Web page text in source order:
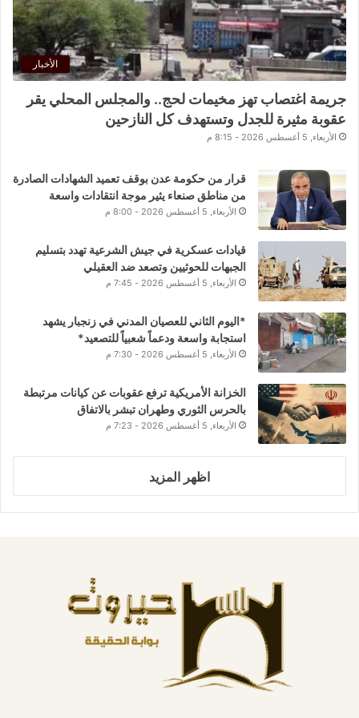
الأخبار
جريمة اغتصاب تهز مخيمات لحج.. والمجلس المحلي يقر
عقوبة مثيرة للجدل وتستهدف كل النازحين
الأربعاء, 5 أغسطس 2026 - 8:15 م
قرار من حكومة عدن بوقف تعميد الشهادات الصادرة
من مناطق صنعاء يثير موجة انتقادات واسعة
الأربعاء, 5 أغسطس 2026 - 8:00 م
قيادات عسكرية في جيش الشرعية تهدد بتسليم
الجبهات للحوثيين وتصعد ضد العقيلي
الأربعاء, 5 أغسطس 2026 - 7:45 م
*اليوم الثاني للعصيان المدني في زنجبار يشهد
استجابة واسعة ودعماً شعبياً للتصعيد*
الأربعاء, 5 أغسطس 2026 - 7:30 م
الخزانة الأمريكية ترفع عقوبات عن كيانات مرتبطة
بالحرس الثوري وطهران تبشر بالاتفاق
الأربعاء, 5 أغسطس 2026 - 7:23 م
اظهر المزيد